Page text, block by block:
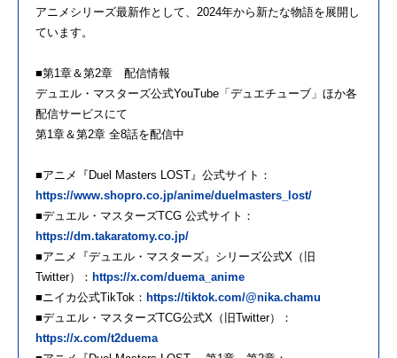
アニメシリーズ最新作として、2024年から新たな物語を展開し
ています。
■第1章＆第2章 配信情報
デュエル・マスターズ公式YouTube「デュエチューブ」ほか各
配信サービスにて
第1章＆第2章 全8話を配信中
■アニメ『Duel Masters LOST』公式サイト：
https://www.shopro.co.jp/anime/duelmasters_lost/
■デュエル・マスターズTCG 公式サイト：
https://dm.takaratomy.co.jp/
■アニメ『デュエル・マスターズ』シリーズ公式X（旧
Twitter）： https://x.com/duema_anime
■ニイカ公式TikTok： https://tiktok.com/@nika.chamu
■デュエル・マスターズTCG公式X（旧Twitter）：
https://x.com/t2duema